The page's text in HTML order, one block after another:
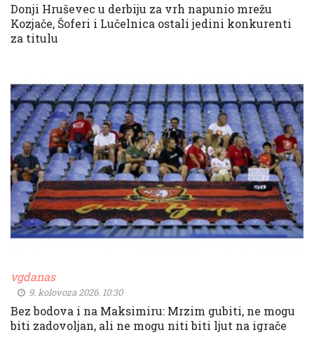
Donji Hruševec u derbiju za vrh napunio mrežu
Kozjače, Šoferi i Lučelnica ostali jedini konkurenti
za titulu
vgdanas
9. kolovoza 2026. 10:30
Bez bodova i na Maksimiru: Mrzim gubiti, ne mogu
biti zadovoljan, ali ne mogu niti biti ljut na igrače